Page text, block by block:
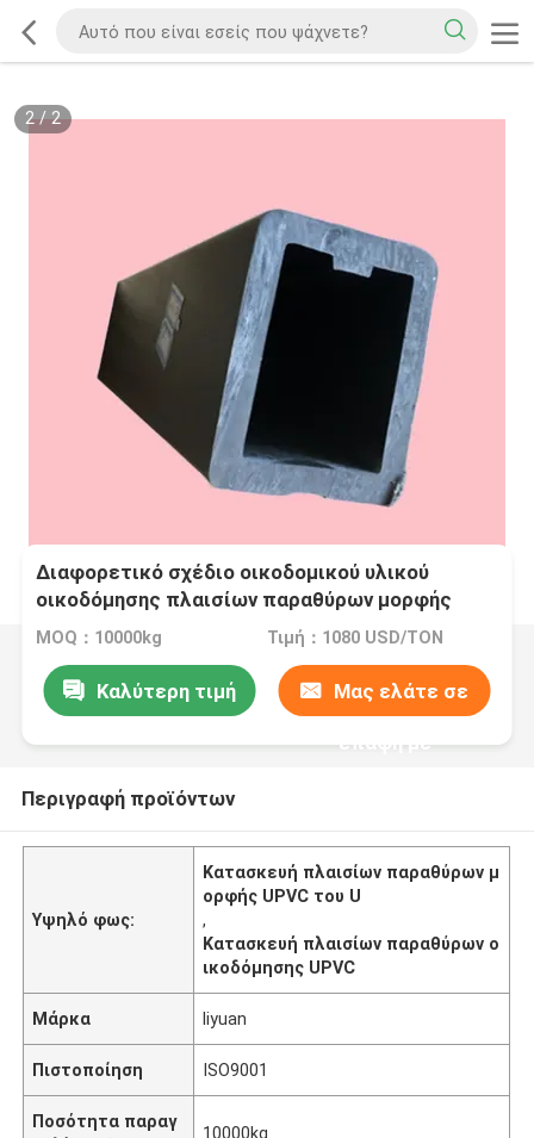
2/2
Διαφορετικό σχέδιο οικοδομικού υλικού
οικοδόμησης πλαισίων παραθύρων μορφής
UPVC του U
MOQ：10000kg Τιμή：1080 USD/TON
Καλύτερη τιμή Μας ελάτε σε
επαφή με
Περιγραφή προϊόντων
Υψηλό φως:
Κατασκευή πλαισίων παραθύρων μ
ορφής UPVC του U
,
Κατασκευή πλαισίων παραθύρων ο
ικοδόμησης UPVC
Μάρκα liyuan
Πιστοποίηση ISO9001
Ποσότητα παραγ
10000kg